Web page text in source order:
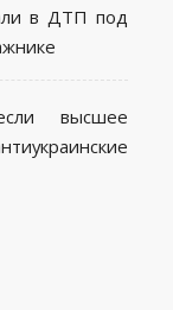
в ДТП под
высшее